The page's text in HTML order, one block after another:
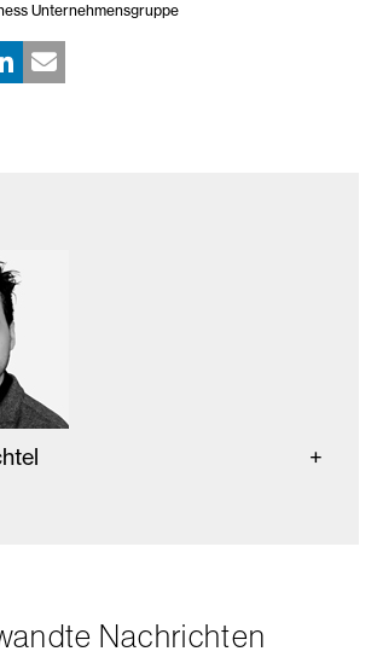
Unternehmensgruppe
Nachrichten